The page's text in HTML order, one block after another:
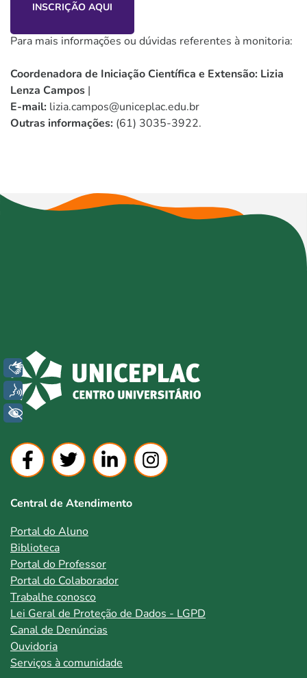
INSCRIÇÃO AQUI
Para mais informações ou dúvidas referentes à monitoria:
Coordenadora de Iniciação Científica e Extensão: Lizia
Lenza Campos |
E-mail: lizia.campos@uniceplac.edu.br
Outras informações: (61) 3035-3922.
Central de Atendimento
Portal do Aluno
Biblioteca
Portal do Professor
Portal do Colaborador
Trabalhe conosco
Lei Geral de Proteção de Dados - LGPD
Canal de Denúncias
Ouvidoria
Serviços à comunidade
Libras
Voz
+ Acessibilidade